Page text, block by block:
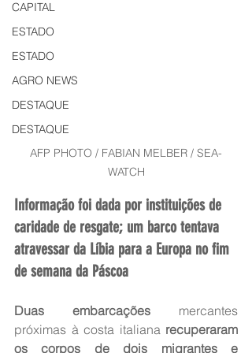
CAPITAL
ESTADO
ESTADO
AGRO NEWS
DESTAQUE
DESTAQUE
AFP PHOTO / FABIAN MELBER / SEA-
WATCH
Informação foi dada por instituições de
caridade de resgate; um barco tentava
atravessar da Líbia para a Europa no fim
de semana da Páscoa
Duas embarcações mercantes
próximas à costa italiana recuperaram
os corpos de dois migrantes e